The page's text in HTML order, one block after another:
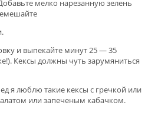
мелко нарезанную зелень
и выпекайте минут 25 — 35
Кексы должны чуть зарумяниться
я люблю такие кексы с гречкой или
или запеченым кабачком.